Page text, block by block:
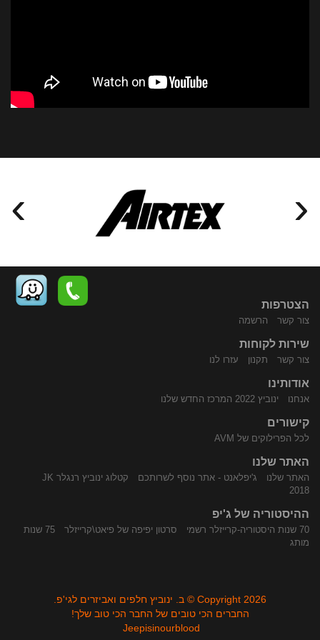
› ‹
הצטרפות
צור קשר הרשמה
שירות לקוחות
צור קשר תקנון עזרו לנו
אודותינו
אנחנו ינוביץ 2022 המרכז החדש שלנו
קישורים
לכל הפרילוקים של AVM
האתר שלנו
האתר שלנו ג'יפלאנט - אתר נוסף לשרותכם
קטלוג ינוביץ רנגלר JK
2018
ההיסטוריה של ג'יפ
70 שנות היסטוריה-קרייזלר רשמי סרטון יפיפה של פיאט\קרייזלר
75 שנות
מותג
Copyright 2026 © ב. ינוביץ חלפים ואביזרים לגי'פ.
החברים הכי טובים של החבר הכי טוב שלך!
Jeepisinourblood